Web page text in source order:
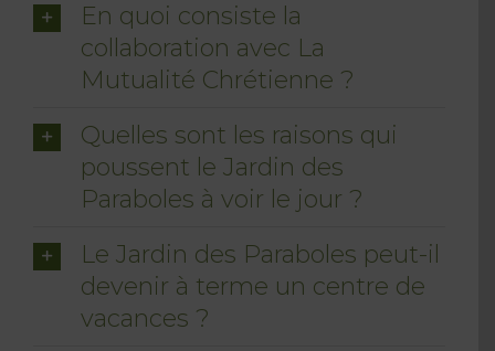
En quoi consiste la
collaboration avec La
Mutualité Chrétienne ?
Quelles sont les raisons qui
poussent le Jardin des
Paraboles à voir le jour ?
Le Jardin des Paraboles peut-il
devenir à terme un centre de
vacances ?